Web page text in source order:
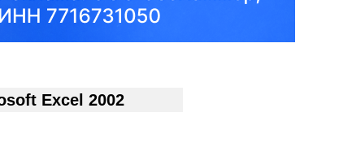
Excel 2002